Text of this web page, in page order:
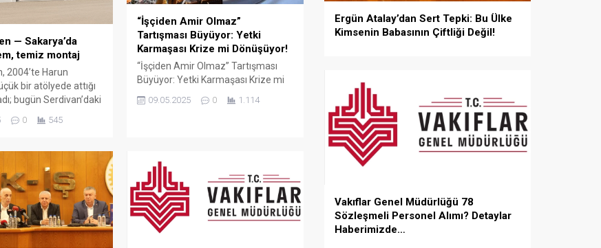
— Sakarya’da
temiz montaj
2004’te Harun
bir atölyede attığı
bugün Serdivan’daki
Sakarya ve
panjur ve
tek çatı altında
kurumsal bayiliği
profil kalitesi,
0 545
“İşçiden Amir Olmaz”
Tartışması Büyüyor: Yetki
Karmaşası Krize mi Dönüşüyor!
“İşçiden Amir Olmaz” Tartışması
Büyüyor: Yetki Karmaşası Krize mi
çalışanları arasında büyüyen “yetki
açıklamaları, bazı memur
sendikalarının kamu işçilerine
yönelik yaklaşımlarını gözler önüne
serdi. Atalay, bazı memur
sendikalarının Cumhurbaşkanlığı’na
başvurarak “İşçiden amir olmaz”
09.05.2025 0 1.114
Ergün Atalay’dan Sert Tepki: Bu Ülke
Kimsenin Babasının Çiftliği Değil!
Vakıflar Genel Müdürlüğü 78
Sözleşmeli Personel Alımı? Detaylar
Haberimizde…